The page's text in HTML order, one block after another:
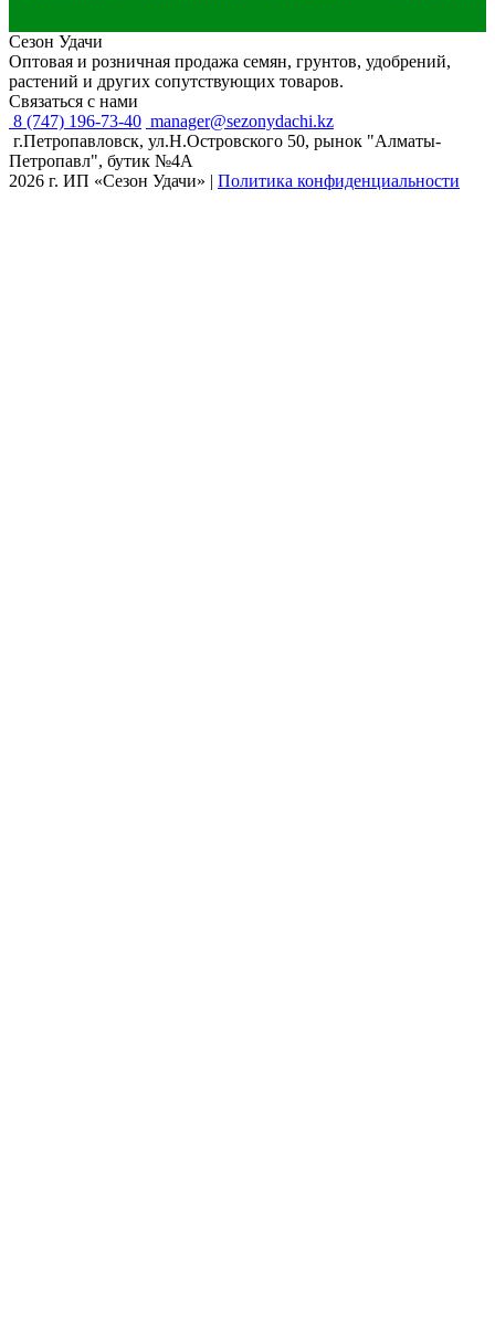
Сезон Удачи
Оптовая и розничная продажа семян, грунтов, удобрений,
растений и других сопутствующих товаров.
Связаться с нами
8 (747) 196-73-40 manager@sezonydachi.kz
г.Петропавловск, ул.Н.Островского 50, рынок "Алматы-
Петропавл", бутик №4A
2026 г. ИП «Сезон Удачи» | Политика конфиденциальности